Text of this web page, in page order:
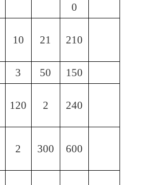
0
10 21 210
3 50 150
120 2 240
2 300 600